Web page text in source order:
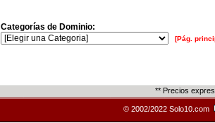
Categorías de Dominio:
[Pág.
** Precios
© 2002/2022 Solo10.com